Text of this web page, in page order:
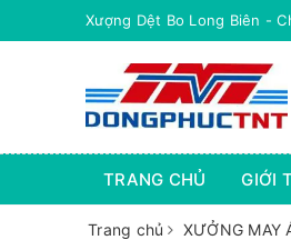
Xượng Dệt Bo Long Biên -
TRANG CHỦ GIỚI
Trang chủ XƯỞNG MAY